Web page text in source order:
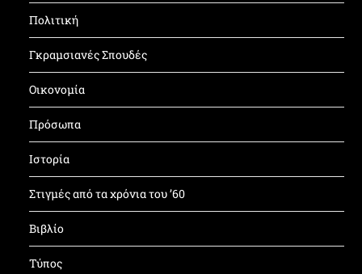
Πολιτική
Γκραμσιανές Σπουδές
Οικονομία
Πρόσωπα
Ιστορία
Στιγμές από τα χρόνια του ’60
Βιβλίο
Τύπος